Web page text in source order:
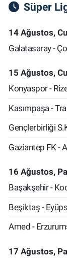
Süper
14 Ağustos,
Galatasaray -
15 Ağustos,
Konyaspor -
Kasımpaşa -
Gençlerbirliği
Gaziantep FK -
16 Ağustos,
Başakşehir -
Beşiktaş -
Amed -
17 Ağustos,